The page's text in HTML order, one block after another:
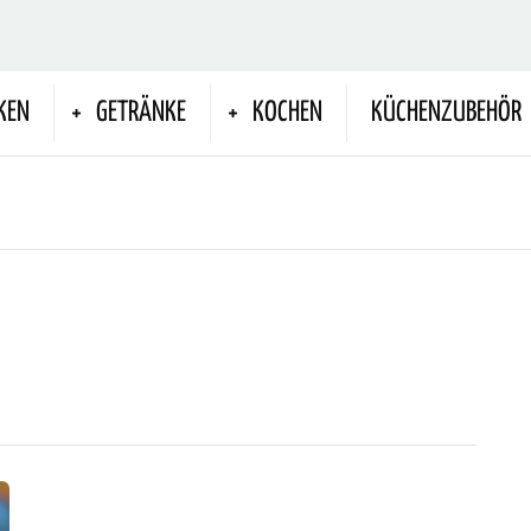
GETRÄNKE KOCHEN KÜCHENZUBEHÖR